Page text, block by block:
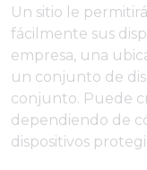
Un sitio le
fácilmente sus
empresa, una
un conjunto de
conjunto. Puede
dependiendo de
dispositivos